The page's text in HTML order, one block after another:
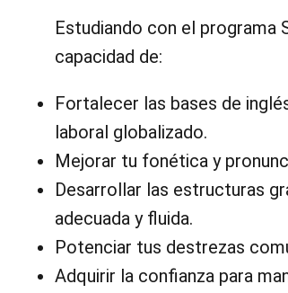
Estudiando con el programa
capacidad de:
Fortalecer las bases de
laboral globalizado.
Mejorar tu fonética y
Desarrollar las estructuras
adecuada y fluida.
Potenciar tus destrezas
Adquirir la confianza para